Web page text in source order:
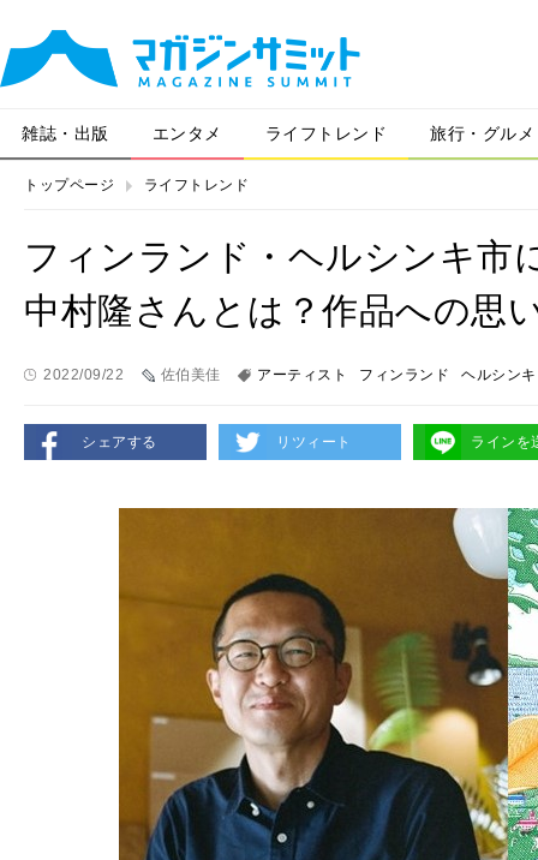
雑誌・出版 エンタメ ライフトレンド 旅行・グルメ
トップページ ライフトレンド
フィンランド・ヘルシンキ市
中村隆さんとは？作品への思
2022/09/22 佐伯美佳 アーティスト フィンランド ヘルシンキ
シェアする リツィート ラインを